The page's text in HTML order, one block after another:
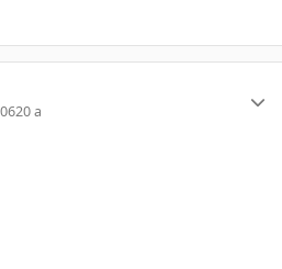
20 a